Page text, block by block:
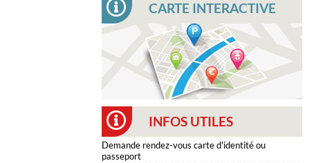
CARTE INTERACTIVE
INFOS UTILES
Demande rendez-vous carte d'identité ou
passeport